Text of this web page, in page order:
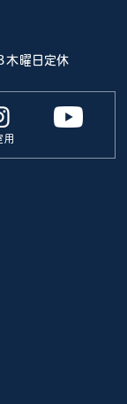
曜日定休
用